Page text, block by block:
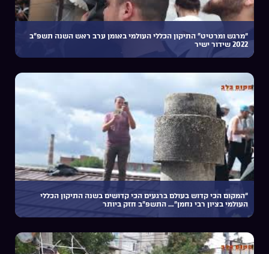
“מרגש ומרטיט” התיקון הכללי העולמי באומן ערב ראש השנה תשפ”ב
2022 שידור ישיר
“המקום הכי קדוש בעולם ברגעים הכי קדושים בשנה התיקון הכללי
העולמי בציון רבי נחמן”… התשפ”ב חזק ביותר